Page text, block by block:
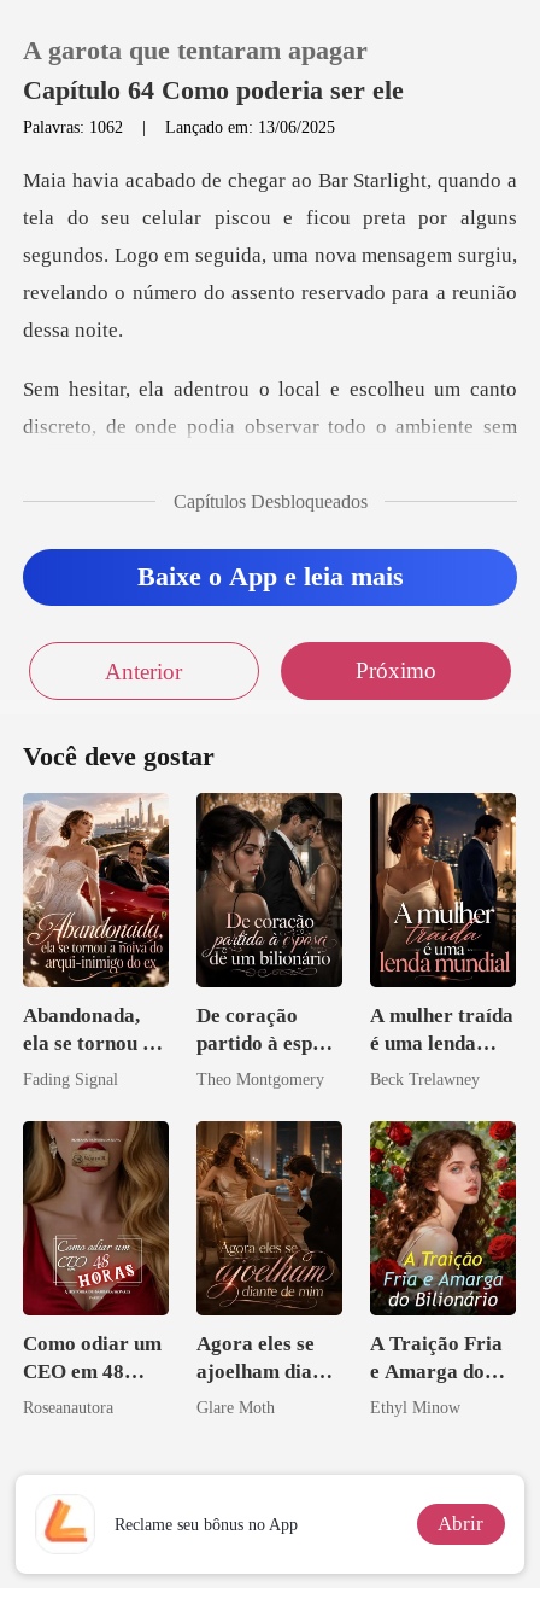
0
Loja
Sair
A garota que tentaram apagar
Capítulo 64 Como poderia ser ele
Palavras: 1062 |Lançado em: 13/06/2025
piscou e ficou preta por alguns
segundos. Logo em seguida, uma nova mensagem
olheu um canto
discreto, de onde podia
Capítulos Desbloqueados
Baixe o App e leia mais
Anterior Próximo
Você deve gostar
Abandonada,
ela se tornou a
noiva do arqui-
Fading Signal
De coração
partido à esposa
de um bilionário
Theo Montgomery
A mulher traída
é uma lenda
mundial
Beck Trelawney
Como odiar um
CEO em 48
horas
Roseanautora
Agora eles se
ajoelham diante
de mim
Glare Moth
A Traição Fria
e Amarga do
Bilionário
Ethyl Minow
Reclame seu bônus no App Abrir